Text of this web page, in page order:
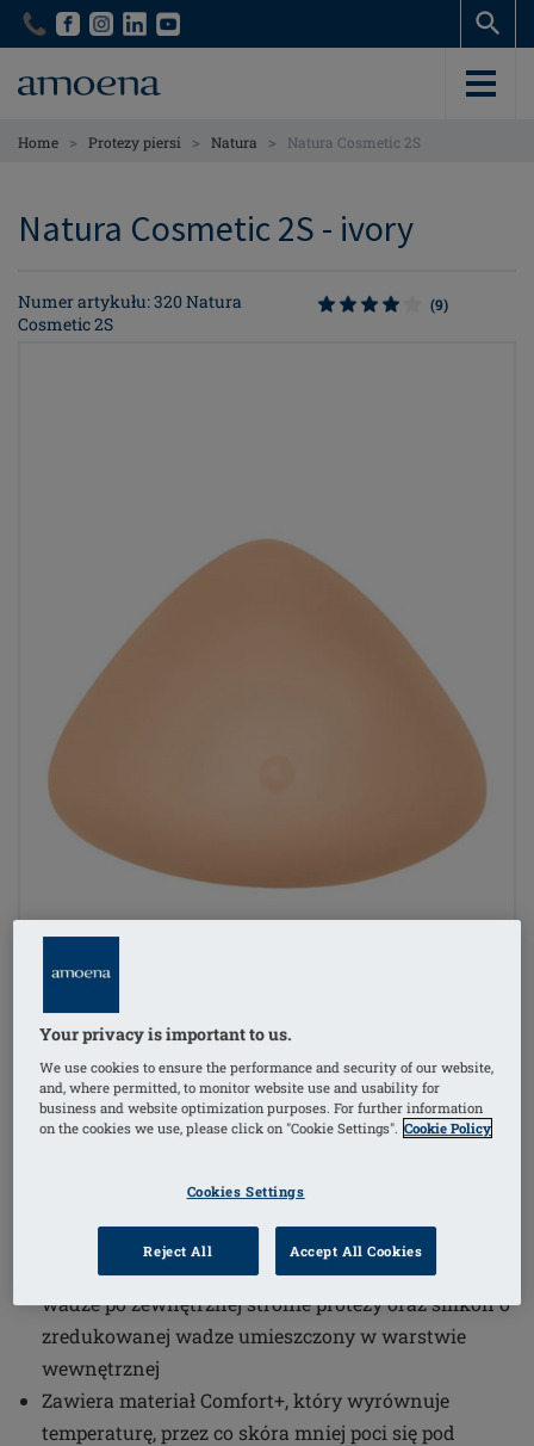
Skip
content
Skip
content
Home > Protezy piersi > Natura > Natura Cosmetic 2S
Natura Cosmetic 2S - ivory
Numer artykułu: 320 Natura
Cosmetic 2S
(9)
Numer artykułu: 320 Natura
Cosmetic 2S
Symetryczny kształt - możliwość dopasowania na
Zawiera miękki silikon InTouch w standardowej
wadze po zewnętrznej stronie protezy oraz silikon o
zredukowanej wadze umieszczony w warstwie
wewnętrznej
Zawiera materiał Comfort+, który wyrównuje
temperaturę, przez co skóra mniej poci się pod
Your privacy is important to us.
We use cookies to ensure the performance and security of our website,
and, where permitted, to monitor website use and usability for
business and website optimization purposes. For further information
on the cookies we use, please click on "Cookie Settings". Cookie Policy
Cookies Settings
Reject All Accept All Cookies